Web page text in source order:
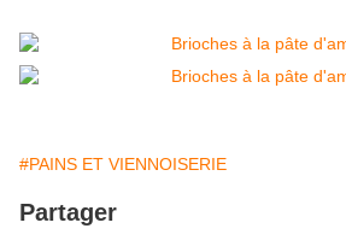
#PAINS ET VIENNOISERIE
Partager